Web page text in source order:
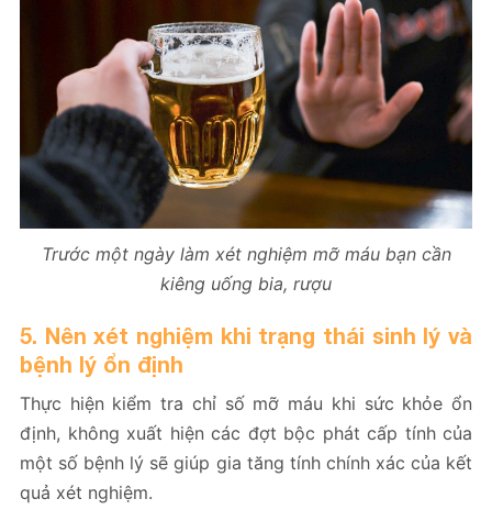
Trước một ngày làm xét nghiệm mỡ máu bạn cần
kiêng uống bia, rượu
5. Nên xét nghiệm khi trạng thái sinh lý và
bệnh lý ổn định
Thực hiện kiểm tra chỉ số mỡ máu khi sức khỏe ổn
định, không xuất hiện các đợt bộc phát cấp tính của
một số bệnh lý sẽ giúp gia tăng tính chính xác của kết
quả xét nghiệm.